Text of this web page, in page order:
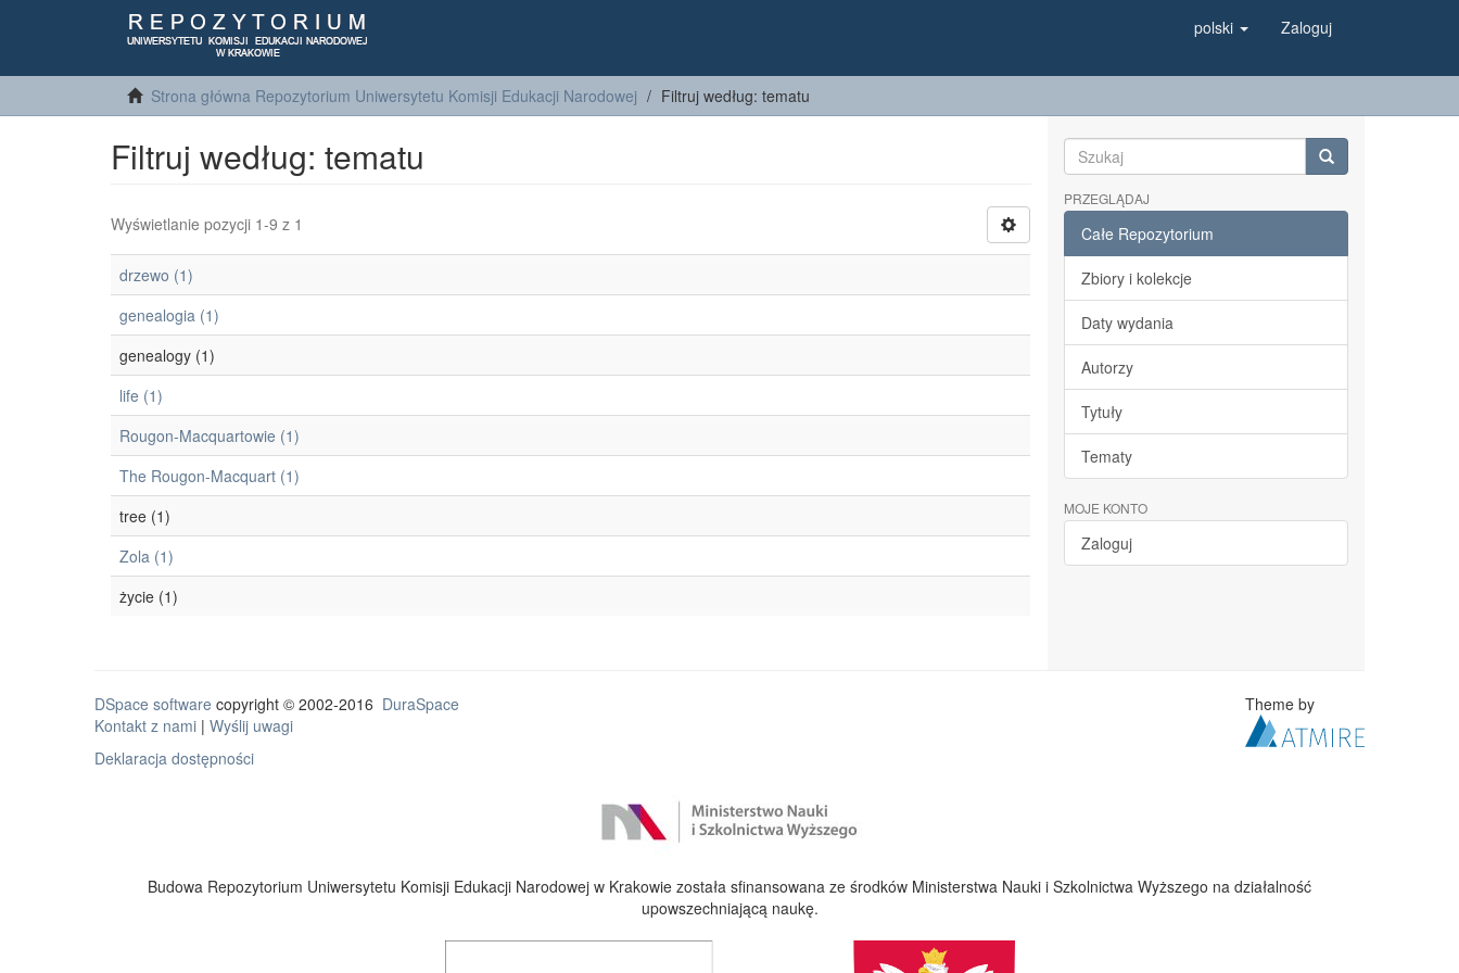
polski Zaloguj
Strona główna Repozytorium Uniwersytetu Komisji Edukacji Narodowej Filtruj według: tematu
Filtruj według: tematu
Wyświetlanie pozycji 1-9 z 1
drzewo (1)
genealogia (1)
genealogy (1)
life (1)
Rougon-Macquartowie (1)
The Rougon-Macquart (1)
tree (1)
Zola (1)
życie (1)
PRZEGLĄDAJ
Całe Repozytorium
Zbiory i kolekcje
Daty wydania
Autorzy
Tytuły
Tematy
MOJE KONTO
Zaloguj
DSpace software copyright © 2002-2016 DuraSpace
Kontakt z nami | Wyślij uwagi
Deklaracja dostępności
Theme by
Budowa Repozytorium Uniwersytetu Komisji Edukacji Narodowej w Krakowie została sfinansowana ze środków Ministerstwa Nauki i Szkolnictwa Wyższego na działalność
upowszechniającą naukę.